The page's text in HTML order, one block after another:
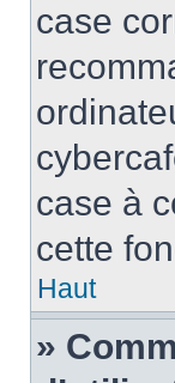
case
case à
cette
Haut
»